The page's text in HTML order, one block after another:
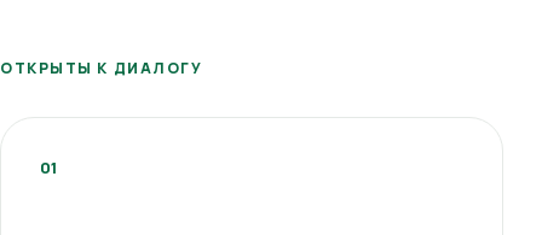
ОТКРЫТЫ К ДИАЛОГУ
01